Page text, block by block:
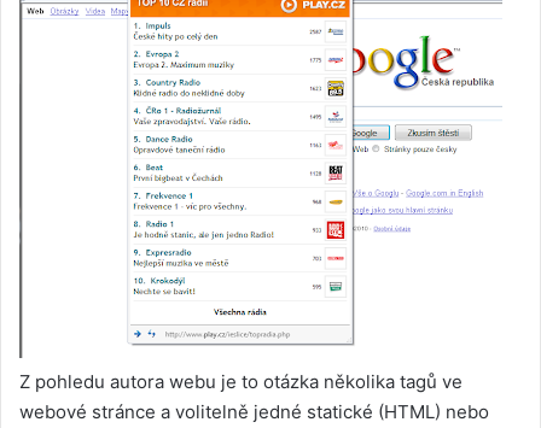
Z pohledu autora webu je to otázka několika tagů ve
webové stránce a volitelně jedné statické (HTML) nebo